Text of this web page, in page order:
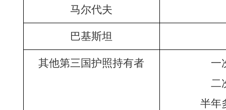
马尔代夫
巴基斯坦
其他第三国护照持有者
二
半